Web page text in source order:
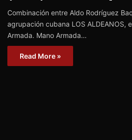
Combinación entre Aldo Rodríguez
agrupación cubana LOS ALDEANOS,
Armada. Mano Armada…
Read More »